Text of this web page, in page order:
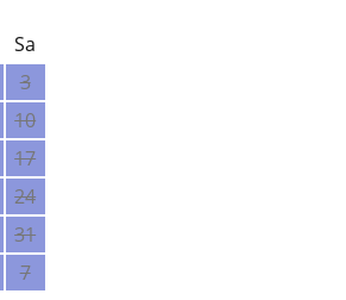
Sa
3
10
17
24
31
7